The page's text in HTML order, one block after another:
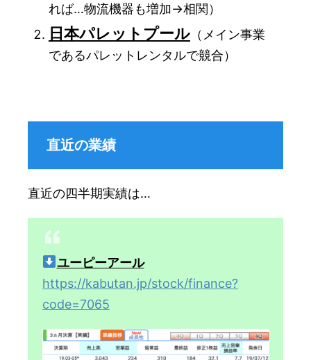
れば…物流機器も増加→相関）
日本パレットプール （メイン事業
であるパレットレンタルで競合）
直近の業績
直近の四半期実績は…
ユーピーアール
https://kabutan.jp/stock/finance?
code=7065